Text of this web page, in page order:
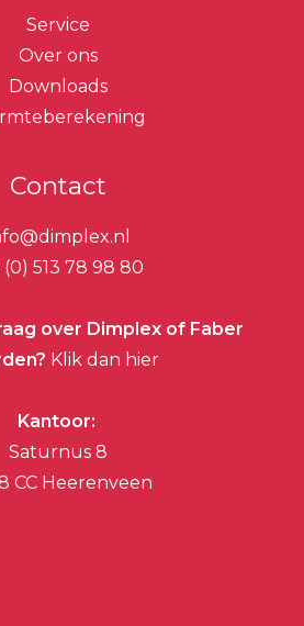
Service
Over ons
Downloads
Contact
(0) 513 78 98 80
over Dimplex of Faber
Klik dan hier
Kantoor:
Saturnus 8
CC Heerenveen